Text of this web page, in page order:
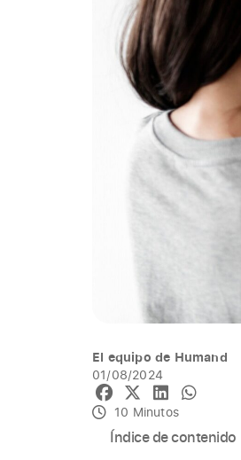
El equipo de Humand
01/08/2024
10 Minutos
Índice de contenido